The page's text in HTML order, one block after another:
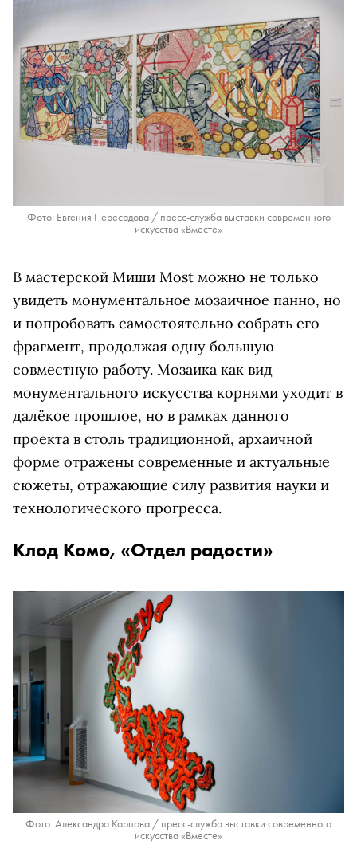
Фото: Евгения Пересадова / пресс-служба выставки современного
искусства «Вместе»
В мастерской Миши Most можно не только
увидеть монументальное мозаичное панно, но
и попробовать самостоятельно собрать его
фрагмент, продолжая одну большую
совместную работу. Мозаика как вид
монументального искусства корнями уходит в
далёкое прошлое, но в рамках данного
проекта в столь традиционной, архаичной
форме отражены современные и актуальные
сюжеты, отражающие силу развития науки и
технологического прогресса.
Клод Комо, «Отдел радости»
Фото: Александра Карпова / пресс-служба выставки современного
искусства «Вместе»